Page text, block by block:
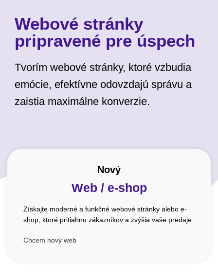
Webové stránky
pripravené pre úspech
Tvorím webové stránky, ktoré vzbudia
emócie, efektívne odovzdajú správu a
zaistia maximálne konverzie.
Nový
Web / e-shop
Získajte moderné a funkčné webové stránky alebo e-
shop, ktoré pritiahnu zákazníkov a zvýšia vaše predaje.
Chcem nový web